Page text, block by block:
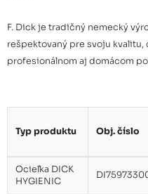
F. Dick je tradičný nemecký
rešpektovaný pre svoju
profesionálnom aj domácom
Typ produktu Obj. číslo
Ocieľka DICK
HYGIENIC